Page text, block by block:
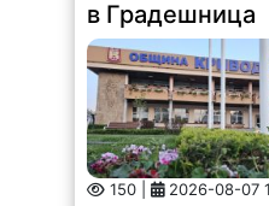
150 | 2026-08-07
ОБЩИНА КРИВОДОЛ
ВРАЦА 3060 гр.